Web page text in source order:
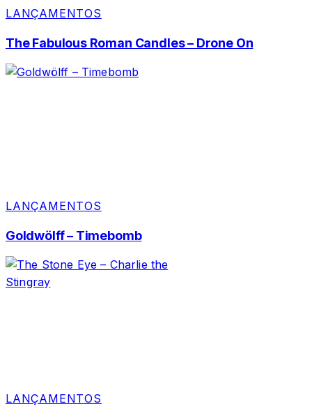
LANÇAMENTOS
The Fabulous Roman Candles – Drone On
LANÇAMENTOS
Goldwölff – Timebomb
LANÇAMENTOS